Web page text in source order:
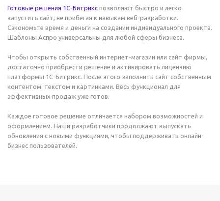
Готовые решения 1С-Битрикс позволяют быстро и легко
запустить сайт, не прибегая к навыкам веб-разработки.
Сэкономьте время и деньги на создании индивидуального проекта.
Шаблоны Аспро универсальны для любой сферы бизнеса.
Чтобы открыть собственный интернет-магазин или сайт фирмы,
достаточно приобрести решение и активировать лицензию
платформы 1С-Битрикс. После этого заполнить сайт собственным
контентом: текстом и картинками. Весь функционал для
эффективных продаж уже готов.
Каждое готовое решение отличается набором возможностей и
оформлением. Наши разработчики продолжают выпускать
обновления с новыми функциями, чтобы поддерживать онлайн-
бизнес пользователей.